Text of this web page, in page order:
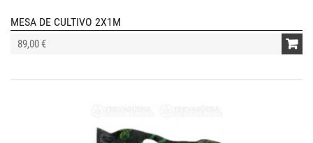
MESA DE CULTIVO 2X1M
89,00 €